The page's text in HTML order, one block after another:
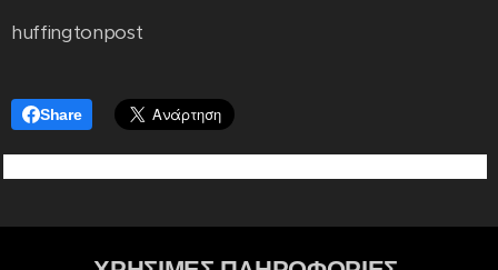
huffingtonpost
Share